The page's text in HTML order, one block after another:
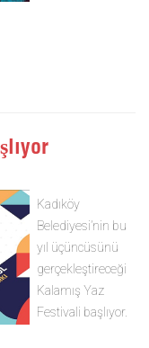
Kadıköy
Belediyesi’nin bu
yıl üçüncüsünü
gerçekleştireceği
Kalamış Yaz
Festivali başlıyor.